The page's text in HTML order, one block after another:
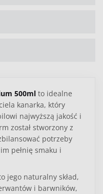
500ml to idealne
kanarka, który
najwyższą jakość i
został stworzony z
potrzeby
pełnię smaku i
jego naturalny skład,
i barwników,